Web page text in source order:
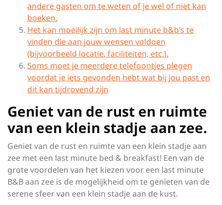
andere gasten om te weten of je wel of niet kan
boeken.
Het kan moeilijk zijn om last minute b&b’s te
vinden die aan jouw wensen voldoen
(bijvoorbeeld locatie, faciliteiten, etc.).
Soms moet je meerdere telefoontjes plegen
voordat je iets gevonden hebt wat bij jou past en
dit kan tijdrovend zijn
Geniet van de rust en ruimte
van een klein stadje aan zee.
Geniet van de rust en ruimte van een klein stadje aan
zee met een last minute bed & breakfast! Een van de
grote voordelen van het kiezen voor een last minute
B&B aan zee is de mogelijkheid om te genieten van de
serene sfeer van een klein stadje aan de kust.